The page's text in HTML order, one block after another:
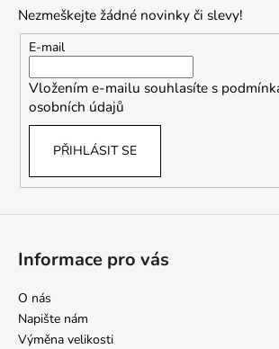
Nezmeškejte žádné novinky či slevy!
E-mail
Vložením e-mailu souhlasíte s
osobních údajů
PŘIHLÁSIT SE
Informace pro vás
O nás
Napište nám
Výměna velikosti